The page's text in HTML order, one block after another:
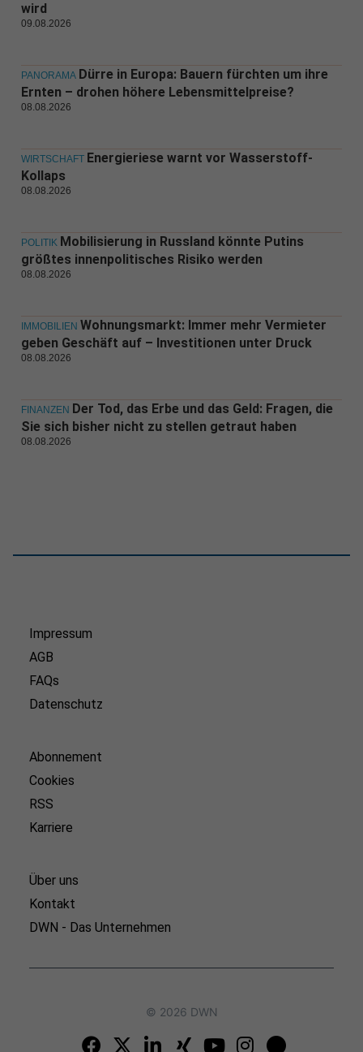
wird
09.08.2026
PANORAMA Dürre in Europa: Bauern fürchten um ihre
Ernten – drohen höhere Lebensmittelpreise?
08.08.2026
WIRTSCHAFT Energieriese warnt vor Wasserstoff-
Kollaps
08.08.2026
POLITIK Mobilisierung in Russland könnte Putins
größtes innenpolitisches Risiko werden
08.08.2026
IMMOBILIEN Wohnungsmarkt: Immer mehr Vermieter
geben Geschäft auf – Investitionen unter Druck
08.08.2026
FINANZEN Der Tod, das Erbe und das Geld: Fragen, die
Sie sich bisher nicht zu stellen getraut haben
08.08.2026
Impressum
AGB
FAQs
Datenschutz
Abonnement
Cookies
RSS
Karriere
Über uns
Kontakt
DWN - Das Unternehmen
© 2026 DWN